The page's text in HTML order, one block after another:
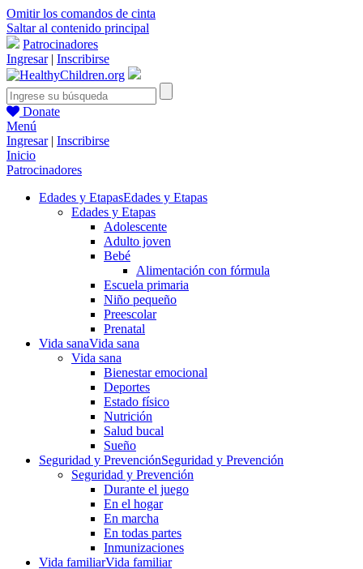
Omitir los comandos de cinta
Saltar al contenido principal
Patrocinadores
Ingresar| Inscribirse
Donate
Menú
Ingresar| Inscribirse
Inicio
Patrocinadores
Edades y EtapasEdades y Etapas
Edades y Etapas
Adolescente
Adulto joven
Bebé
Alimentación con fórmula
Escuela primaria
Niño pequeño
Preescolar
Prenatal
Vida sanaVida sana
Vida sana
Bienestar emocional
Deportes
Estado físico
Nutrición
Salud bucal
Sueño
Seguridad y PrevenciónSeguridad y Prevención
Seguridad y Prevención
Durante el juego
En el hogar
En marcha
En todas partes
Inmunizaciones
Vida familiarVida familiar